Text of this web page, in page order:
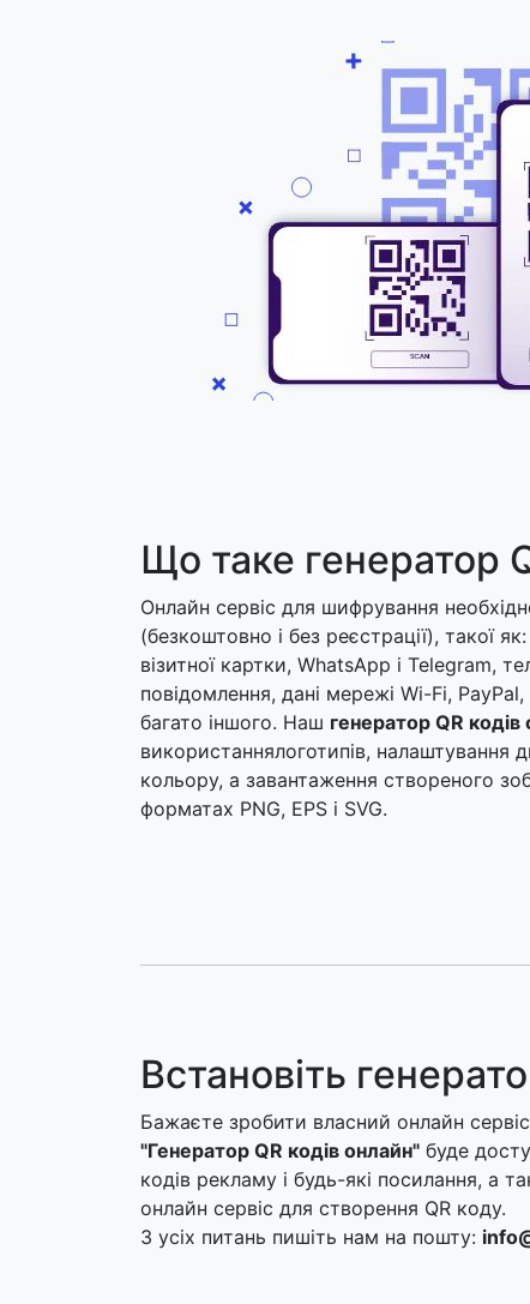
Що таке генератор
Онлайн сервіс для шифрування
(безкоштовно і без реєстрації), такої
візитної картки, WhatsApp і Telegram,
повідомлення, дані мережі Wi-Fi,
багато іншого. Наш генератор QR кодів
використаннялоготипів, налаштування
кольору, а завантаження створеного
форматах PNG, EPS і SVG.
Встановіть
Бажаєте зробити власний онлайн
"Генератор QR кодів онлайн" буде
кодів рекламу і будь-які посилання, а
онлайн сервіс для створення QR коду.
З усіх питань пишіть нам на пошту: